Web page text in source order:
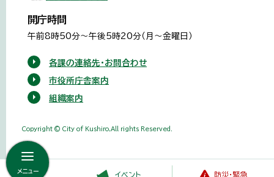
メニュー イベント 防災・緊急
開庁時間
午前8時50分～午後5時20分（月～金曜日）
各課の連絡先・お問合わせ
市役所庁舎案内
組織案内
Copyright © City of Kushiro,All rights Reserved.